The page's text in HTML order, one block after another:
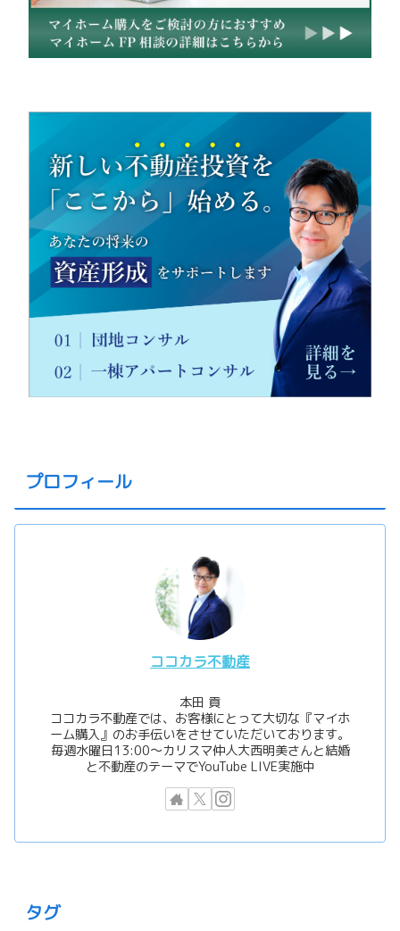
プロフィール
ココカラ不動産
本田 貢
ココカラ不動産では、お客様にとって大切な『マイホ
ーム購入』のお手伝いをさせていただいております。
毎週水曜日13:00〜カリスマ仲人大西明美さんと結婚
と不動産のテーマでYouTube LIVE実施中
タグ